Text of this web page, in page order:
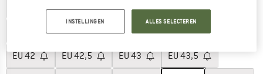
EU38 EU39 EU39,5
EU40,5 EU 41 EU41,5
EU 42 EU 42,5 EU 43 EU 43,5
INSTELLINGEN ALLES SELECTEREN